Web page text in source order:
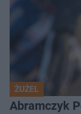
ŻUŻEL
Abramczyk